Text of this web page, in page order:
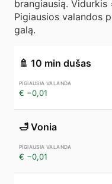
brangiausią. Vidurkis
Pigiausios valandos
galą.
🚿 10 min dušas
€ −0,01
🛁 Vonia
€ −0,01